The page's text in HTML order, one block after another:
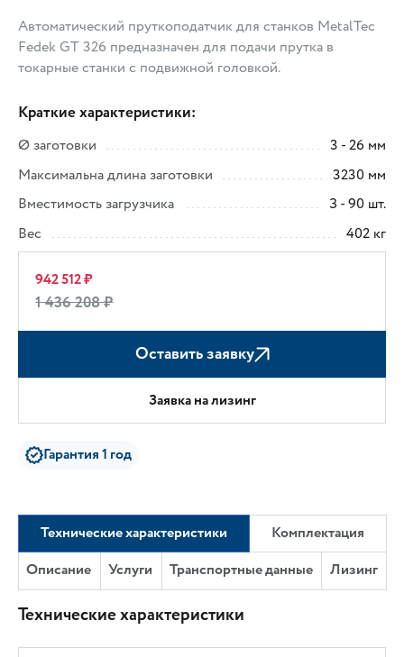
Автоматический пруткоподатчик для станков MetalTec
Fedek GT 326 предназначен для подачи прутка в
токарные станки с подвижной головкой.
Краткие характеристики:
Ø заготовки
3 - 26 мм
Максимальна длина заготовки
3230 мм
Вместимость загрузчика
З - 90 шт.
Вес
402 кг
942 512 ₽
1 436 208 ₽
Оставить заявку
Заявка на лизинг
Гарантия 1 год
Технические характеристики
Комплектация
Описание
Услуги Транспортные данные Лизинг
Технические характеристики